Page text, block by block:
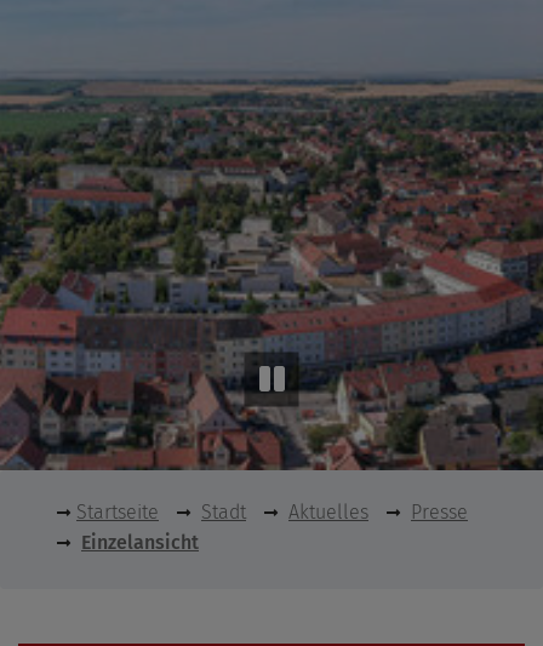
Startseite Stadt Aktuelles
Presse
Einzelansicht